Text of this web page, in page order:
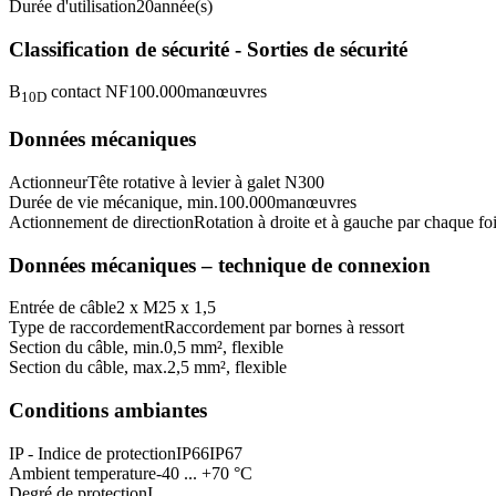
Durée d'utilisation20année(s)
Classification de sécurité - Sorties de sécurité
B10D contact NF100.000manœuvres
Données mécaniques
ActionneurTête rotative à levier à galet N300
Durée de vie mécanique, min.100.000manœuvres
Actionnement de directionRotation à droite et à gauche par chaque
Données mécaniques – technique de connexion
Entrée de câble2 x M25 x 1,5
Type de raccordementRaccordement par bornes à ressort
Section du câble, min.0,5 mm², flexible
Section du câble, max.2,5 mm², flexible
Conditions ambiantes
IP - Indice de protectionIP66IP67
Ambient temperature-40 ... +70 °C